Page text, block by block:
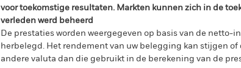
voor toekomstige resultaten. Markten kunnen zich in de
verleden werd beheerd
De prestaties worden weergegeven op basis van de
herbelegd. Het rendement van uw belegging kan stijgen
andere valuta dan die gebruikt in de berekening van de